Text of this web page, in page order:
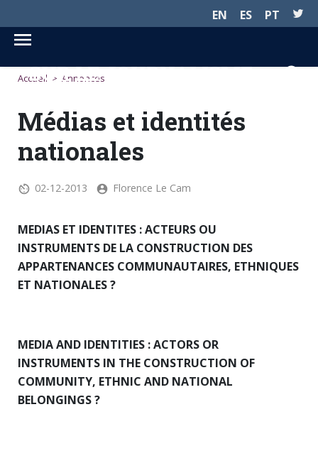
EN ES PT
SUR LE JOURNALISME...
Accueil > Annonces
Médias et identités
nationales
02-12-2013 Florence Le Cam
MEDIAS ET IDENTITES : ACTEURS OU
INSTRUMENTS DE LA CONSTRUCTION DES
APPARTENANCES COMMUNAUTAIRES, ETHNIQUES
ET NATIONALES ?
MEDIA AND IDENTITIES : ACTORS OR
INSTRUMENTS IN THE CONSTRUCTION OF
COMMUNITY, ETHNIC AND NATIONAL
BELONGINGS ?